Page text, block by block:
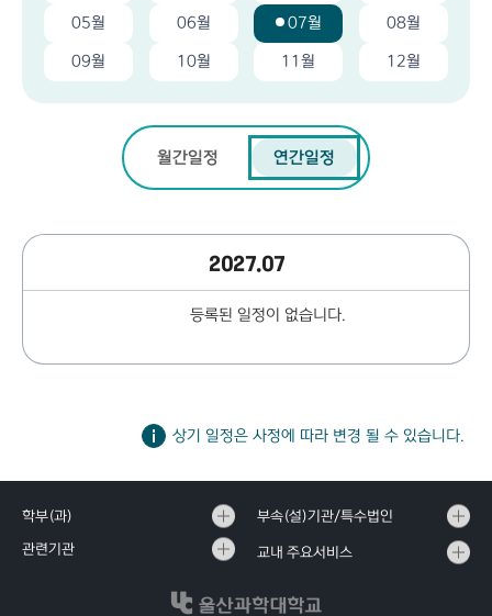
05월 06월 07월 08월
09월 10월 11월 12월
월간일정 연간일정
2027.07
등록된 일정이 없습니다.
상기 일정은 사정에 따라 변경 될 수 있습니다.
학부(과) 부속(설)기관/특수법인
관련기관 교내 주요서비스